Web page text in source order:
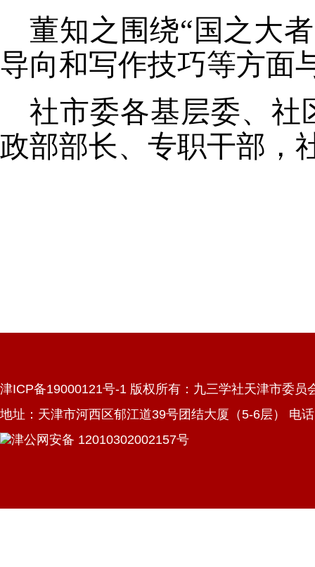
董知之围绕“国之大
导向和写作技巧等方面
社市委各基层委、社
政部部长、专职干部，
津ICP备19000121号-1 版权所有：九三学社天津市委员
地址：天津市河西区郁江道39号团结大厦（5-6层） 电
津公网安备 12010302002157号